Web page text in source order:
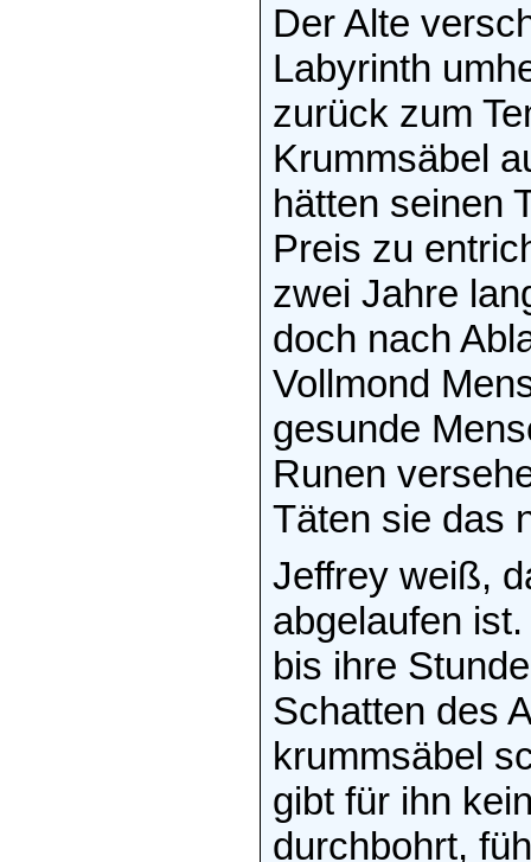
Der Alte
Labyrinth
zurück zum
Krummsäbel
hätten seinen
Preis zu
zwei Jahre
doch nach
Vollmond
gesunde
Runen
Täten sie das
Jeffrey weiß,
abgelaufen
bis ihre
Schatten des
krummsäbel
gibt für ihn
durchbohrt,